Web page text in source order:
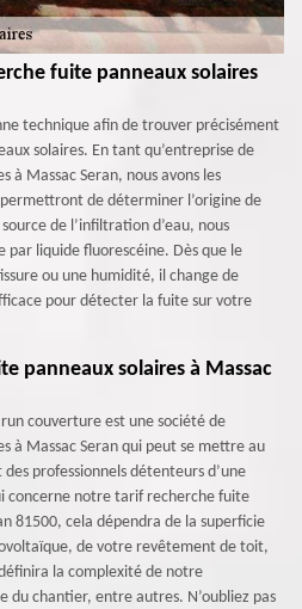
fuite panneaux solaires
technique afin de trouver précisément
solaires. En tant qu’entreprise de
à Massac Seran, nous avons les
de déterminer l’origine de
de l’infiltration d’eau, nous
par liquide fluorescéine. Dès que le
ou une humidité, il change de
pour détecter la fuite sur votre
panneaux solaires à Massac
couverture est une société de
à Massac Seran qui peut se mettre au
professionnels détenteurs d’une
concerne notre tarif recherche fuite
81500, cela dépendra de la superficie
de votre revêtement de toit,
la complexité de notre
du chantier, entre autres. N’oubliez pas